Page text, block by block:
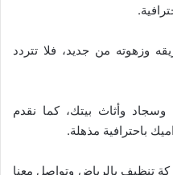
وزهوته من جديد، فلا تتردد
وأثاث بيتك، كما نقدم
باحترافية مذهلة.
تنظيف بالرياض وتواصل معنا